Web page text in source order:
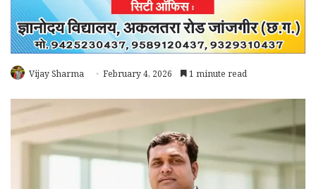
Vijay Sharma February 4, 2026 1 minute read